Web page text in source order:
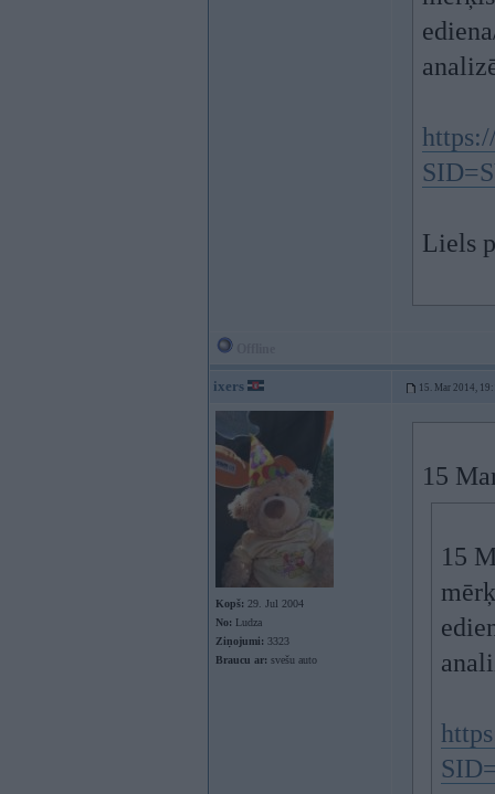
Liels
ixers 15. Mar 2014,
Kopš: 29. Jul 2004
No: Ludza
Ziņojumi: 3323
Braucu ar: svešu auto
15
15